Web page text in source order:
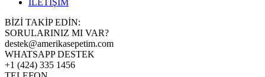
BİZİ TAKİP EDİN:
SORULARINIZ MI VAR?
destek@amerikasepetim.com
WHATSAPP DESTEK
+1 (424) 335 1456